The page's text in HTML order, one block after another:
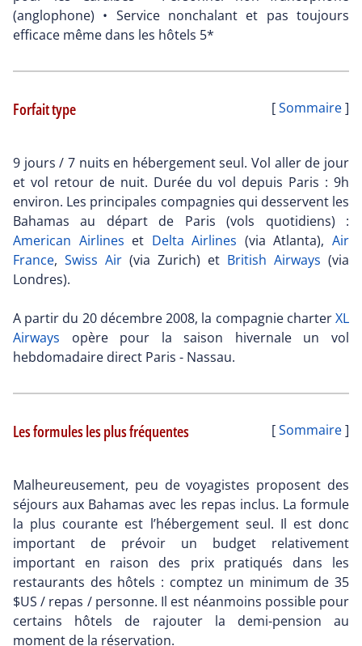
(anglophone) • Service nonchalant et pas toujours
efficace même dans les hôtels 5*
Forfait type [Sommaire]
9 jours / 7 nuits en hébergement seul. Vol aller de jour
et vol retour de nuit. Durée du vol depuis Paris : 9h
environ. Les principales compagnies qui desservent les
Bahamas au départ de Paris (vols quotidiens) :
American Airlines et Delta Airlines (via Atlanta),Air
France, Swiss Air (via Zurich) et British Airways (via
Londres).
A partir du 20 décembre 2008, la compagnie charterXL
Airways opère pour la saison hivernale un vol
hebdomadaire direct Paris - Nassau.
Les formules les plus fréquentes [Sommaire]
Malheureusement, peu de voyagistes proposent des
séjours aux Bahamas avec les repas inclus. La formule
la plus courante est l’hébergement seul. Il est donc
important de prévoir un budget relativement
important en raison des prix pratiqués dans les
restaurants des hôtels : comptez un minimum de 35
$US / repas / personne. Il est néanmoins possible pour
certains hôtels de rajouter la demi-pension au
moment de la réservation.